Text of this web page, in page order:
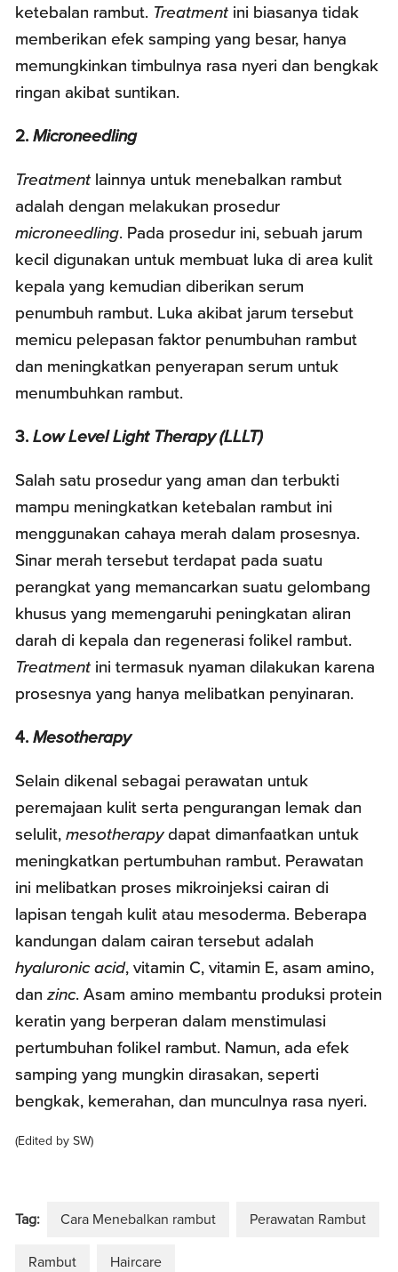
ketebalan rambut. Treatment ini biasanya tidak
memberikan efek samping yang besar, hanya
memungkinkan timbulnya rasa nyeri dan bengkak
ringan akibat suntikan.
2.Microneedling
Treatment lainnya untuk menebalkan rambut
adalah dengan melakukan prosedur
microneedling. Pada prosedur ini, sebuah jarum
kecil digunakan untuk membuat luka di area kulit
kepala yang kemudian diberikan serum
penumbuh rambut. Luka akibat jarum tersebut
memicu pelepasan faktor penumbuhan rambut
dan meningkatkan penyerapan serum untuk
menumbuhkan rambut.
3.Low Level Light Therapy (LLLT)
Salah satu prosedur yang aman dan terbukti
mampu meningkatkan ketebalan rambut ini
menggunakan cahaya merah dalam prosesnya.
Sinar merah tersebut terdapat pada suatu
perangkat yang memancarkan suatu gelombang
khusus yang memengaruhi peningkatan aliran
darah di kepala dan regenerasi folikel rambut.
Treatment ini termasuk nyaman dilakukan karena
prosesnya yang hanya melibatkan penyinaran.
4.Mesotherapy
Selain dikenal sebagai perawatan untuk
peremajaan kulit serta pengurangan lemak dan
selulit,mesotherapydapat dimanfaatkan untuk
meningkatkan pertumbuhan rambut. Perawatan
ini melibatkan proses mikroinjeksi cairan di
lapisan tengah kulit atau mesoderma. Beberapa
kandungan dalam cairan tersebut adalah
hyaluronic acid, vitamin C, vitamin E, asam amino,
danzinc. Asam amino membantu produksi protein
keratin yang berperan dalam menstimulasi
pertumbuhan folikel rambut. Namun, ada efek
samping yang mungkin dirasakan, seperti
bengkak, kemerahan, dan munculnya rasa nyeri.
(Edited by SW)
Tag: Cara Menebalkan rambut Perawatan Rambut
Rambut Haircare